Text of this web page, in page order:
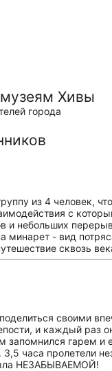
Хивы
города
из 4 человек,
с
и небольших
минарет - вид
своими
и каждый раз
гарем и
часа пролетели
НЕЗАБЫВАЕМОЙ!